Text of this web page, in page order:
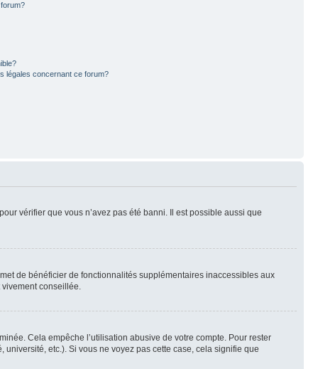
légales concernant ce forum?
vérifier que vous n’avez pas été banni. Il est possible aussi que
de bénéficier de fonctionnalités supplémentaires inaccessibles aux
vivement conseillée.
Cela empêche l’utilisation abusive de votre compte. Pour rester
etc.). Si vous ne voyez pas cette case, cela signifie que